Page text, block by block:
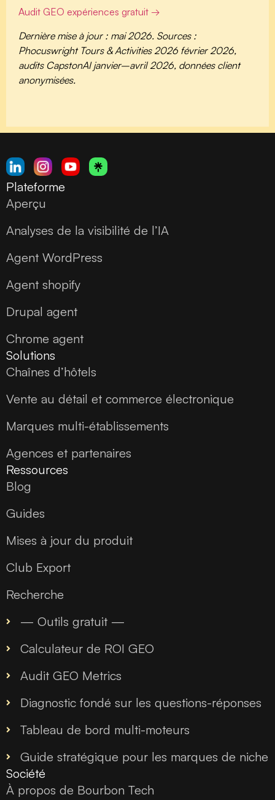
Audit GEO expériences gratuit →
Dernière mise à jour : mai 2026. Sources :
Phocuswright Tours & Activities 2026 février 2026,
audits CapstonAI janvier–avril 2026, données client
anonymisées.
Plateforme
Aperçu
Analyses de la visibilité de l’IA
Agent WordPress
Agent shopify
Drupal agent
Chrome agent
Solutions
Chaînes d’hôtels
Vente au détail et commerce électronique
Marques multi-établissements
Agences et partenaires
Ressources
Blog
Guides
Mises à jour du produit
Club Export
Recherche
— Outils gratuit —
Calculateur de ROI GEO
Audit GEO Metrics
Diagnostic fondé sur les questions-réponses
Tableau de bord multi-moteurs
Guide stratégique pour les marques de niche
Société
À propos de Bourbon Tech